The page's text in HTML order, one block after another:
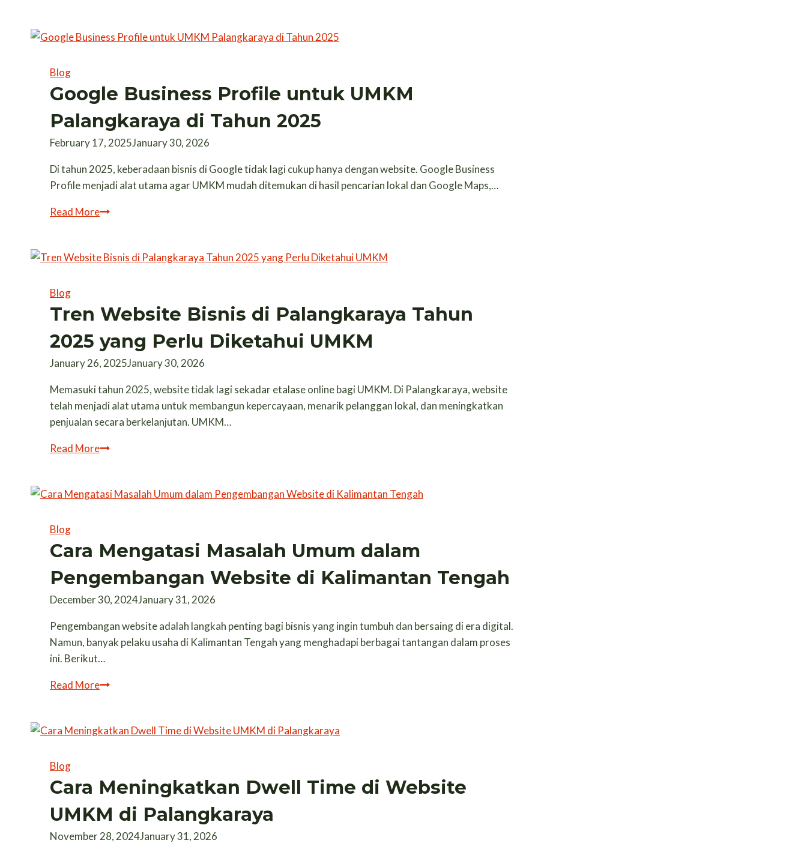
Website
Bertahan
di
Era
AI
Search
Blog
Google Business Profile untuk UMKM
Palangkaraya di Tahun 2025
February 17, 2025January 30, 2026
Di tahun 2025, keberadaan bisnis di Google tidak lagi cukup hanya dengan website. Google Business
Profile menjadi alat utama agar UMKM mudah ditemukan di hasil pencarian lokal dan Google Maps,…
Read MoreGoogle
untuk
di
Tahun
2025
Blog
Tren Website Bisnis di Palangkaraya Tahun
2025 yang Perlu Diketahui UMKM
January 26, 2025January 30, 2026
Memasuki tahun 2025, website tidak lagi sekadar etalase online bagi UMKM. Di Palangkaraya, website
telah menjadi alat utama untuk membangun kepercayaan, menarik pelanggan lokal, dan meningkatkan
penjualan secara berkelanjutan. UMKM…
Read MoreTren
di
2025
yang
Perlu
Diketahui
UMKM
Blog
Cara Mengatasi Masalah Umum dalam
Pengembangan Website di Kalimantan Tengah
December 30, 2024January 31, 2026
Pengembangan website adalah langkah penting bagi bisnis yang ingin tumbuh dan bersaing di era digital.
Namun, banyak pelaku usaha di Kalimantan Tengah yang menghadapi berbagai tantangan dalam proses
ini. Berikut…
Read MoreCara
Umum
Website
di
Kalimantan
Tengah
Blog
Cara Meningkatkan Dwell Time di Website
UMKM di Palangkaraya
November 28, 2024January 31, 2026